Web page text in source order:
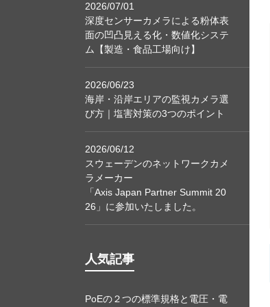
2026/07/01
深度センサーカメラによる粉体表
面の凹凸見える化・数値化システ
ム【製造・食品工場向け】
2026/06/23
海岸・沿岸エリアの監視カメラ選
び方｜塩害対策の3つのポイント
2026/06/12
スウェーデンのネットワークカメ
ラメーカー
「Axis Japan Partner Summit 20
26」に参加いたしました。
人気記事
PoEの２つの標準規格と電圧・電